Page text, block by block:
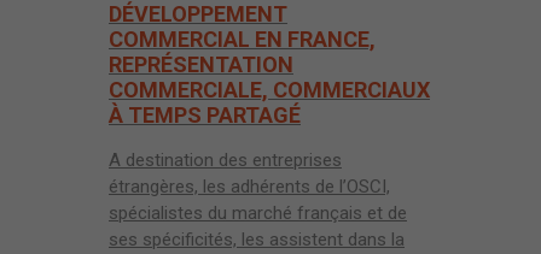
DÉVELOPPEMENT
COMMERCIAL EN FRANCE,
REPRÉSENTATION
COMMERCIALE, COMMERCIAUX
À TEMPS PARTAGÉ
A destination des entreprises
étrangères, les adhérents de l’OSCI,
spécialistes du marché français et de
ses spécificités, les assistent dans la